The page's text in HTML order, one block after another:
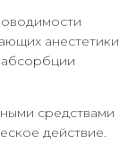
анестетики
средствами
действие.